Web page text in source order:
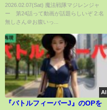
2026.02.07(Sat) 魔法戦隊マジレンジャ
ー 第24話って動画が話題らしいぞ 2:名
無しさん＠お腹いっ...
AI
『バトルフィーバーJ』のOPを